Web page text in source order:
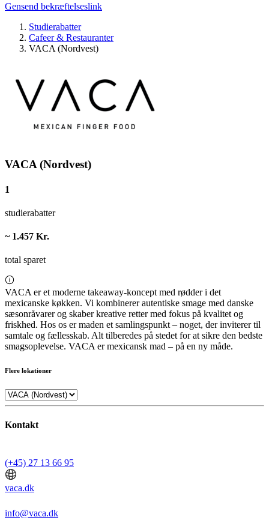
Gensend bekræftelseslink
Studierabatter
Cafeer & Restauranter
VACA (Nordvest)
VACA (Nordvest)
1
studierabatter
~ 1.457 Kr.
total sparet
VACA er et moderne takeaway-koncept med rødder i det
mexicanske køkken. Vi kombinerer autentiske smage med danske
sæsonråvarer og skaber kreative retter med fokus på kvalitet og
friskhed. Hos os er maden et samlingspunkt – noget, der inviterer til
samtale og fællesskab. Alt tilberedes på stedet for at sikre den bedste
smagsoplevelse. VACA er mexicansk mad – på en ny måde.
Flere lokationer
Kontakt
(+45) 27 13 66 95
vaca.dk
info@vaca.dk